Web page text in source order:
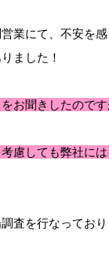
業にて、不安を
ました！
お聞きしたのです
慮しても弊社に
査を行なっており